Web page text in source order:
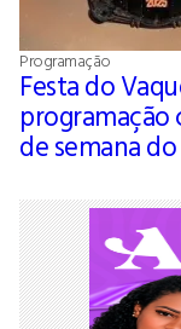
Programação
Festa do
programação
de semana